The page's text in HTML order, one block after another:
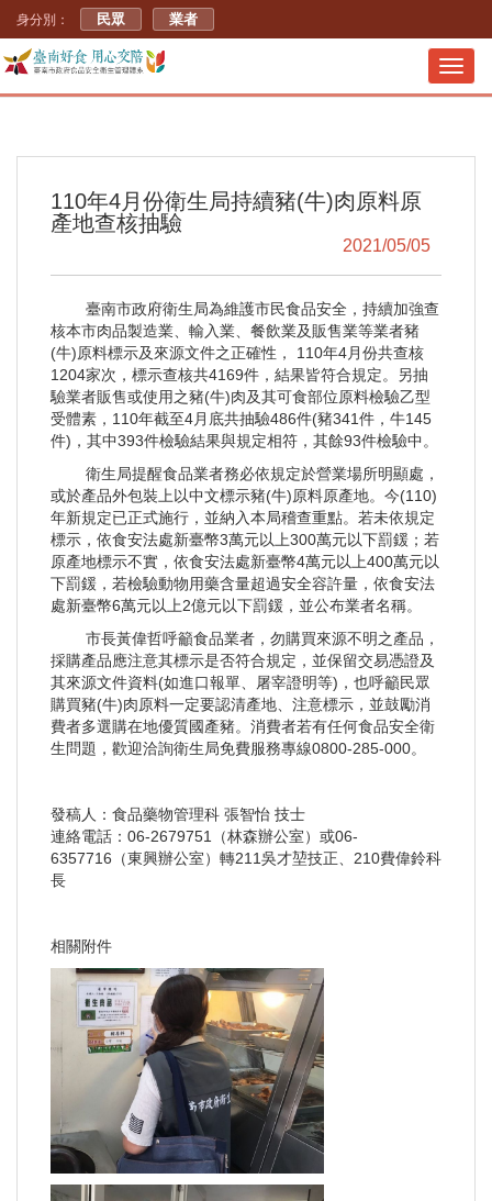
身分別： 民眾 業者
110年4月份衛生局持續豬(牛)肉原料原
產地查核抽驗
2021/05/05
臺南市政府衛生局為維護市民食品安全，持續加強查
核本市肉品製造業、輸入業、餐飲業及販售業等業者豬
(牛)原料標示及來源文件之正確性， 110年4月份共查核
1204家次，標示查核共4169件，結果皆符合規定。另抽
驗業者販售或使用之豬(牛)肉及其可食部位原料檢驗乙型
受體素，110年截至4月底共抽驗486件(豬341件，牛145
件)，其中393件檢驗結果與規定相符，其餘93件檢驗中。
衛生局提醒食品業者務必依規定於營業場所明顯處，
或於產品外包裝上以中文標示豬(牛)原料原產地。今(110)
年新規定已正式施行，並納入本局稽查重點。若未依規定
標示，依食安法處新臺幣3萬元以上300萬元以下罰鍰；若
原產地標示不實，依食安法處新臺幣4萬元以上400萬元以
下罰鍰，若檢驗動物用藥含量超過安全容許量，依食安法
處新臺幣6萬元以上2億元以下罰鍰，並公布業者名稱。
市長黃偉哲呼籲食品業者，勿購買來源不明之產品，
採購產品應注意其標示是否符合規定，並保留交易憑證及
其來源文件資料(如進口報單、屠宰證明等)，也呼籲民眾
購買豬(牛)肉原料一定要認清產地、注意標示，並鼓勵消
費者多選購在地優質國產豬。消費者若有任何食品安全衛
生問題，歡迎洽詢衛生局免費服務專線0800-285-000。
發稿人：食品藥物管理科 張智怡 技士
連絡電話：06-2679751（林森辦公室）或06-
6357716（東興辦公室）轉211吳才堃技正、210費偉鈴科
長
相關附件